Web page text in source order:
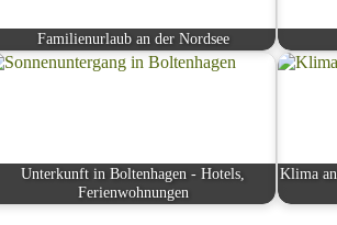
Familienurlaub an der Nordsee
Unterkunft in Boltenhagen - Hotels,
Ferienwohnungen
Klima